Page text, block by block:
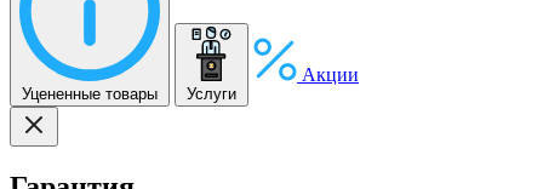
Уцененные товары Услуги
Акции